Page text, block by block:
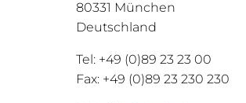
80331 München
Deutschland
Tel: +49 (0)89 23 23 00
Fax: +49 (0)89 23 230 230